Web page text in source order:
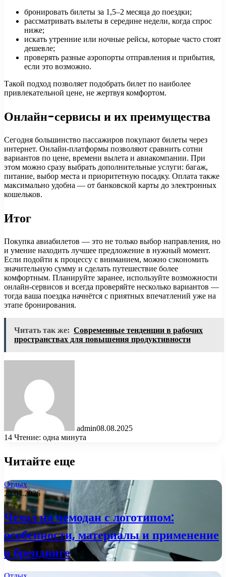
бронировать билеты за 1,5–2 месяца до поездки;
рассматривать вылеты в середине недели, когда спрос
ниже;
искать утренние или ночные рейсы, которые часто стоят
дешевле;
проверять разные аэропорты отправления и прибытия,
если это возможно.
Такой подход позволяет подобрать билет по наиболее
привлекательной цене, не жертвуя комфортом.
Онлайн-сервисы и их преимущества
Сегодня большинство пассажиров покупают билеты через
интернет. Онлайн-платформы позволяют сравнить сотни
вариантов по цене, времени вылета и авиакомпании. При
этом можно сразу выбрать дополнительные услуги: багаж,
питание, выбор места и приоритетную посадку. Оплата также
максимально удобна — от банковской карты до электронных
кошельков.
Итог
Покупка авиабилетов — это не только выбор направления, но
и умение находить лучшее предложение в нужный момент.
Если подойти к процессу с вниманием, можно сэкономить
значительную сумму и сделать путешествие более
комфортным. Планируйте заранее, используйте возможности
онлайн-сервисов и всегда проверяйте несколько вариантов —
тогда ваша поездка начнётся с приятных впечатлений уже на
этапе бронирования.
Читать так же: Современные тенденции в рабочих
пространствах для повышения продуктивности
admin08.08.2025
14 Чтение: одна минута
Читайте еще
Отдых
29.04.2026
Чехол на чемодан с логотипом:
особенности, материалы и применение
в брендинге